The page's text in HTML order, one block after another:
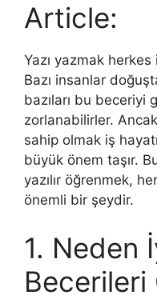
Article:
Yazı yazmak
Bazı insanlar
bazıları bu beceriyi
zorlanabilirler.
sahip olmak iş
büyük önem taşır.
yazılır öğrenmek,
önemli bir şeydir.
1. Neden
Becerileri